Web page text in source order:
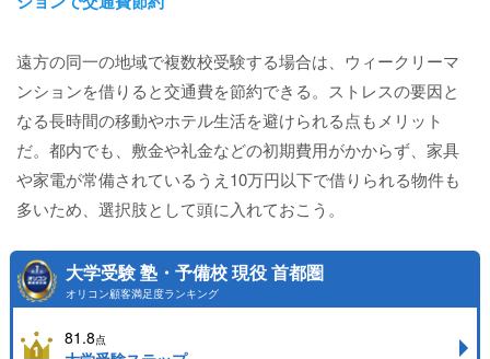
遠方の同一の地域で複数校受験する場合は、ウィークリーマ
ンションを借りると交通費を節約できる。ストレスの要因と
なる長時間の移動やホテル生活を避けられる点もメリット
だ。都内でも、敷金や礼金などの初期費用がかからず、家具
や家電が常備されているうえ10万円以下で借りられる物件も
多いため、選択肢として頭に入れておこう。
大学受験 塾・予備校 現役 首都圏
オリコン顧客満足度ランキング
81.8点